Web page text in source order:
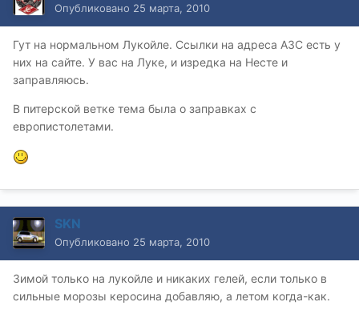
Опубликовано 25 марта, 2010
Гут на нормальном Лукойле. Ссылки на адреса АЗС есть у
них на сайте. У вас на Луке, и изредка на Несте и
заправляюсь.
В питерской ветке тема была о заправках с
европистолетами.
SKN
Опубликовано 25 марта, 2010
Зимой только на лукойле и никаких гелей, если только в
сильные морозы керосина добавляю, а летом когда-как.